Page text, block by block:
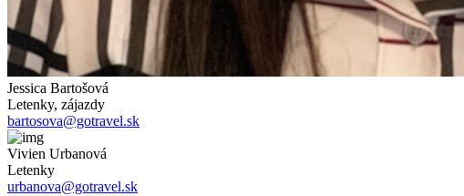
Jessica Bartošová
Letenky, zájazdy
bartosova@gotravel.sk
Vivien Urbanová
Letenky
urbanova@gotravel.sk